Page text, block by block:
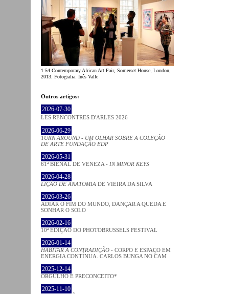
1:54 Contemporary African Art Fair, Somerset House, London,
2013. Fotografia: Inês Valle
Outros artigos:
2026-07-30
LES RENCONTRES D'ARLES 2026
2026-06-29
TURN AROUND - UM OLHAR SOBRE A COLEÇÃO
DE ARTE FUNDAÇÃO EDP
2026-05-31
61ª BIENAL DE VENEZA - IN MINOR KEYS
2026-04-28
LIÇÃO DE ANATOMIA DE VIEIRA DA SILVA
2026-03-26
ADIAR O FIM DO MUNDO, DANÇAR A QUEDA E
SONHAR O SOLO
2026-02-16
10ª EDIÇÃO DO PHOTOBRUSSELS FESTIVAL
2026-01-14
HABITAR A CONTRADIÇÃO - CORPO E ESPAÇO EM
ENERGIA CONTÍNUA. CARLOS BUNGA NO CAM
2025-12-14
ORGULHO E PRECONCEITO*
2025-11-10